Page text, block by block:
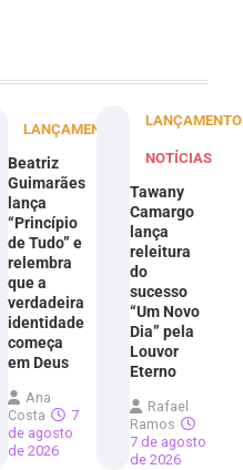
LANÇAMENTOS
Beatriz
Guimarães
lança
“Princípio
de Tudo” e
relembra
que a
verdadeira
identidade
começa
em Deus
Ana
Costa
7
de agosto
de 2026
NOTÍCIAS
Tawany
Camargo
lança
releitura
do
sucesso
“Um Novo
Dia” pela
Louvor
Eterno
Rafael
Ramos
7 de agosto
de 2026